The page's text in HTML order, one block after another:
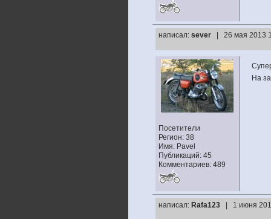
написал: sever | 26 мая
Посетители
Регион: 38
Имя: Pavel
Публикаций: 45
Комментариев: 489
На
написал: Rafa123 | 1 июня